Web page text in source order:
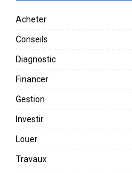
Acheter
Conseils
Diagnostic
Financer
Gestion
Investir
Louer
Travaux